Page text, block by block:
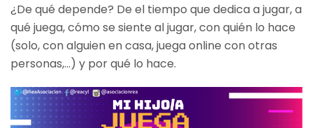
¿De qué depende? De el tiempo que dedica a jugar, a
qué juega, cómo se siente al jugar, con quién lo hace
(solo, con alguien en casa, juega online con otras
personas,…) y por qué lo hace.